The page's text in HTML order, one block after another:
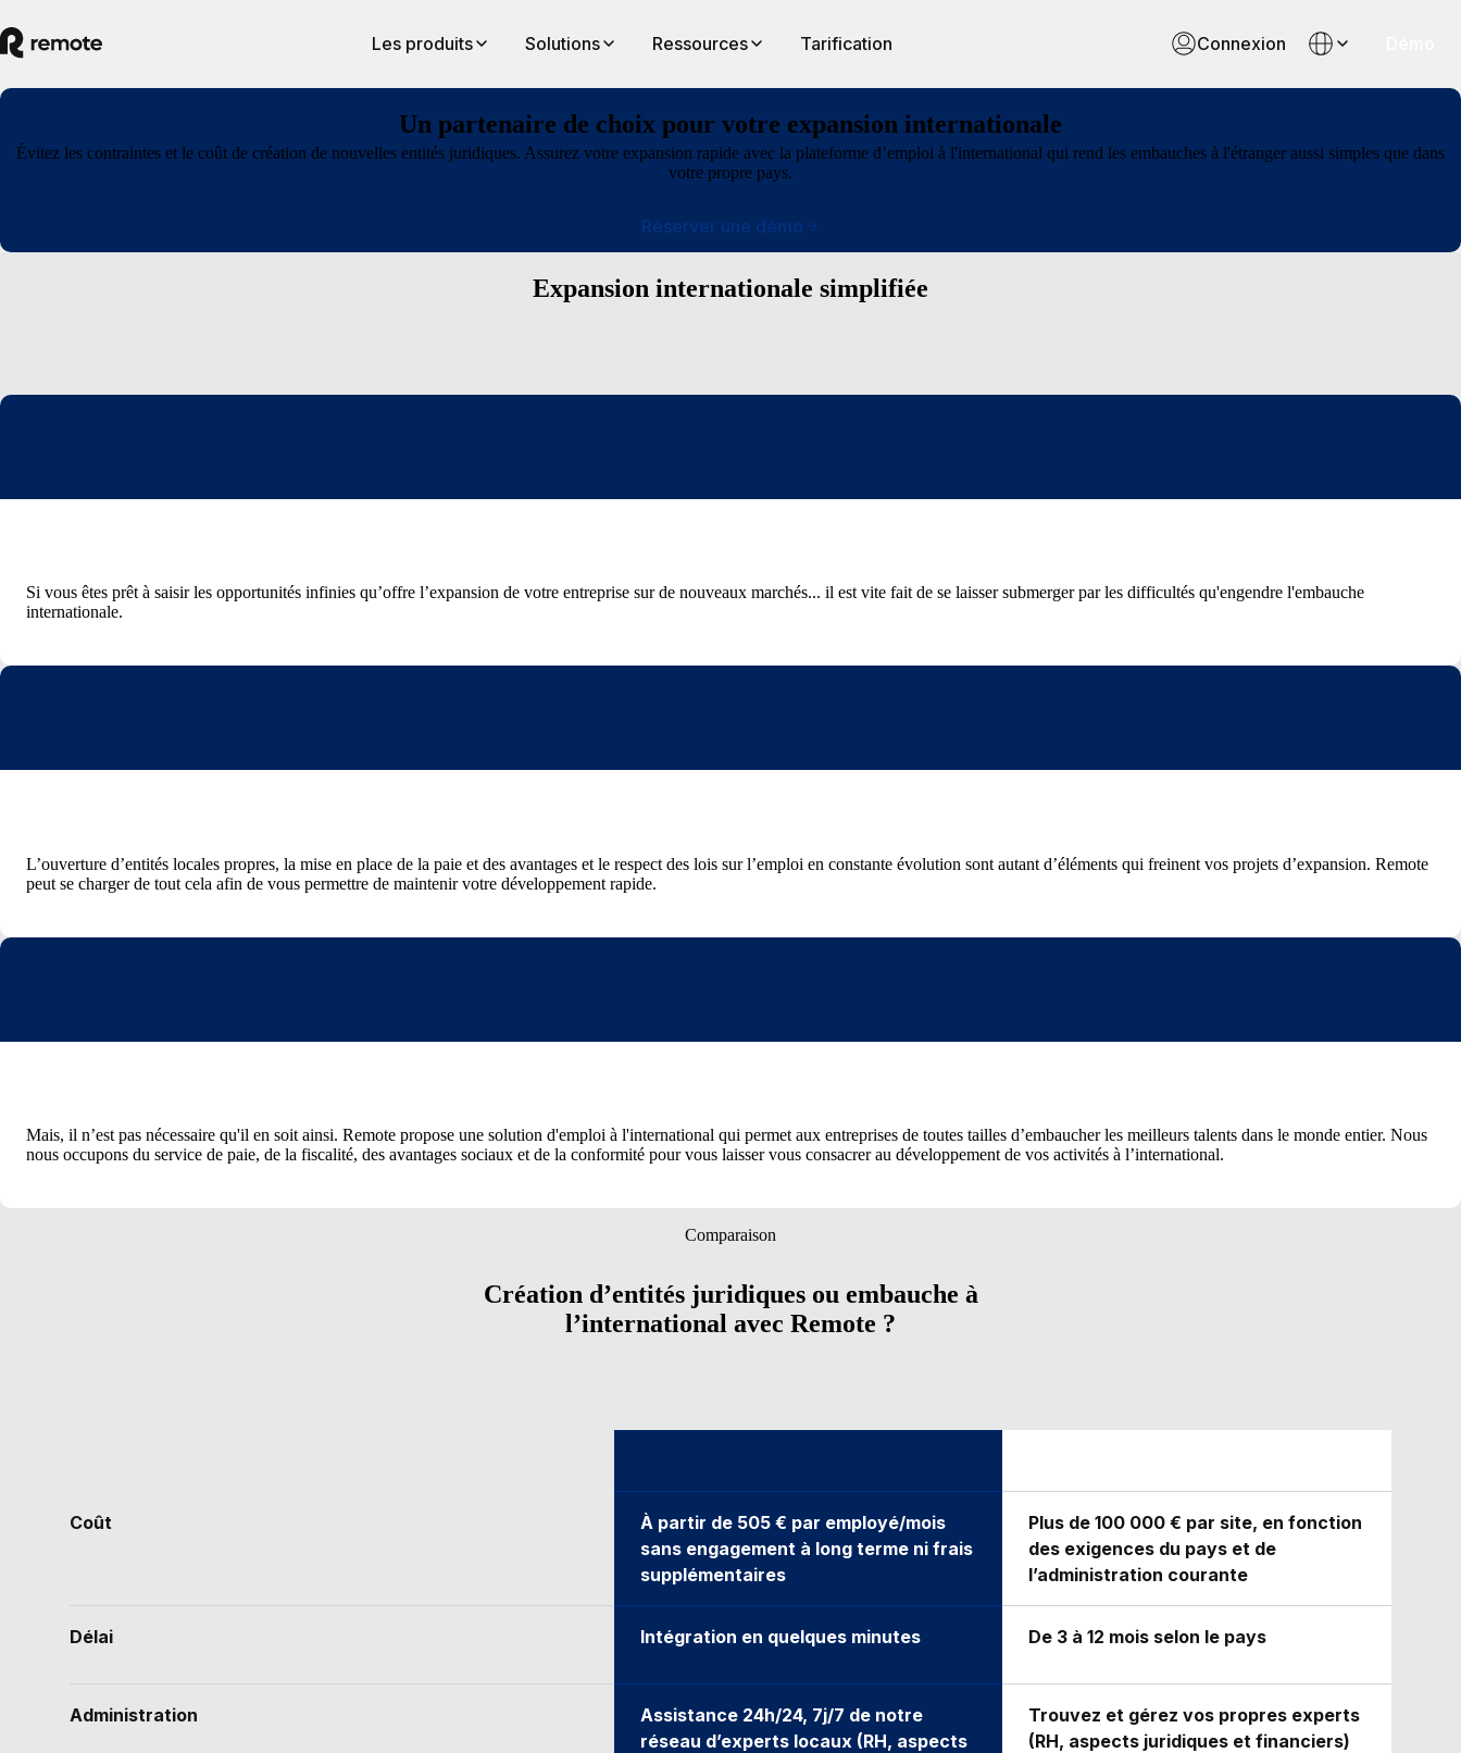
Les produits Solutions Ressources Tarification Connexion
Un partenaire de choix pour votre expansion internationale
Évitez les contraintes et le coût de création de nouvelles entités juridiques. Assurez votre expansion rapide avec la plateforme d’emploi à l'international qui rend les embauches à l'étranger aussi simples que dans
votre propre pays.
Réserver une démo
Expansion internationale simplifiée
Si vous êtes prêt à saisir les opportunités infinies qu’offre l’expansion de votre entreprise sur de nouveaux marchés... il est vite fait de se laisser submerger par les difficultés qu'engendre l'embauche
internationale.
L’ouverture d’entités locales propres, la mise en place de la paie et des avantages et le respect des lois sur l’emploi en constante évolution sont autant d’éléments qui freinent vos projets d’expansion. Remote
peut se charger de tout cela afin de vous permettre de maintenir votre développement rapide.
Mais, il n’est pas nécessaire qu'il en soit ainsi. Remote propose une solution d'emploi à l'international qui permet aux entreprises de toutes tailles d’embaucher les meilleurs talents dans le monde entier. Nous
nous occupons du service de paie, de la fiscalité, des avantages sociaux et de la conformité pour vous laisser vous consacrer au développement de vos activités à l’international.
Comparaison
Création d’entités juridiques ou embauche à
l’international avec Remote ?
Coût
À partir de 505 € par employé/mois
sans engagement à long terme ni frais
supplémentaires
Plus de 100 000 € par site, en fonction
des exigences du pays et de
l’administration courante
Délai Intégration en quelques minutes De 3 à 12 mois selon le pays
Administration
Assistance 24h/24, 7j/7 de notre
réseau d’experts locaux (RH, aspects
Trouvez et gérez vos propres experts
(RH, aspects juridiques et financiers)